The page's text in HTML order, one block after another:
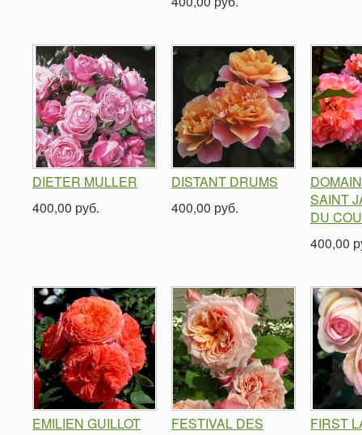
DIETER MULLER
400,00 руб.
DISTANT DRUMS
400,00 руб.
SAINT
DU
400,00
EMILIEN GUILLOT
FESTIVAL DES
FIRST